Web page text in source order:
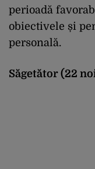
perioadă
obiectivele și
personală.
Săgetător (22